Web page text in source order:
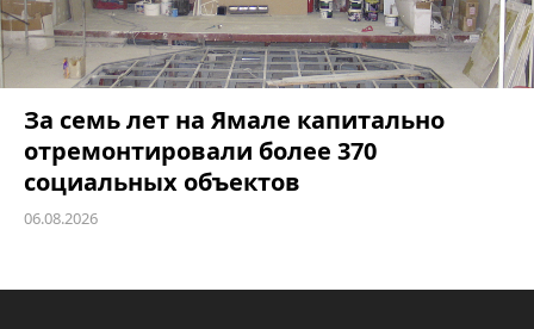
За семь лет на Ямале капитально
отремонтировали более 370
социальных объектов
06.08.2026